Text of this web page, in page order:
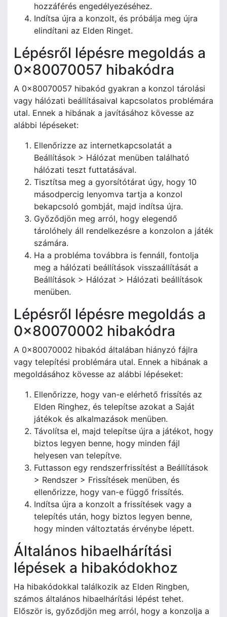
hozzáférés engedélyezéséhez.
Indítsa újra a konzolt, és próbálja meg újra
elindítani az Elden Ringet.
Lépésről lépésre megoldás a
0x80070057 hibakódra
A 0x80070057 hibakód gyakran a konzol tárolási
vagy hálózati beállításaival kapcsolatos problémára
utal. Ennek a hibának a javításához kövesse az
alábbi lépéseket:
Ellenőrizze az internetkapcsolatát a
Beállítások > Hálózat menüben található
hálózati teszt futtatásával.
Tisztítsa meg a gyorsítótárat úgy, hogy 10
másodpercig lenyomva tartja a konzol
bekapcsoló gombját, majd indítsa újra.
Győződjön meg arról, hogy elegendő
tárolóhely áll rendelkezésre a konzolon a játék
számára.
Ha a probléma továbbra is fennáll, fontolja
meg a hálózati beállítások visszaállítását a
Beállítások > Hálózat > Hálózati beállítások
menüben.
Lépésről lépésre megoldás a
0x80070002 hibakódra
A 0x80070002 hibakód általában hiányzó fájlra
vagy telepítési problémára utal. Ennek a hibának a
megoldásához kövesse az alábbi lépéseket:
Ellenőrizze, hogy van-e elérhető frissítés az
Elden Ringhez, és telepítse azokat a Saját
játékok és alkalmazások menüben.
Távolítsa el, majd telepítse újra a játékot, hogy
biztos legyen benne, hogy minden fájl
helyesen van telepítve.
Futtasson egy rendszerfrissítést a Beállítások
> Rendszer > Frissítések menüben, és
ellenőrizze, hogy van-e függő frissítés.
Indítsa újra a konzolt a frissítések vagy a
telepítés után, hogy biztos legyen benne,
hogy minden változtatás érvénybe lépett.
Általános hibaelhárítási
lépések a hibakódokhoz
Ha hibakódokkal találkozik az Elden Ringben,
számos általános hibaelhárítási lépést tehet.
Először is, győződjön meg arról, hogy a konzolja a